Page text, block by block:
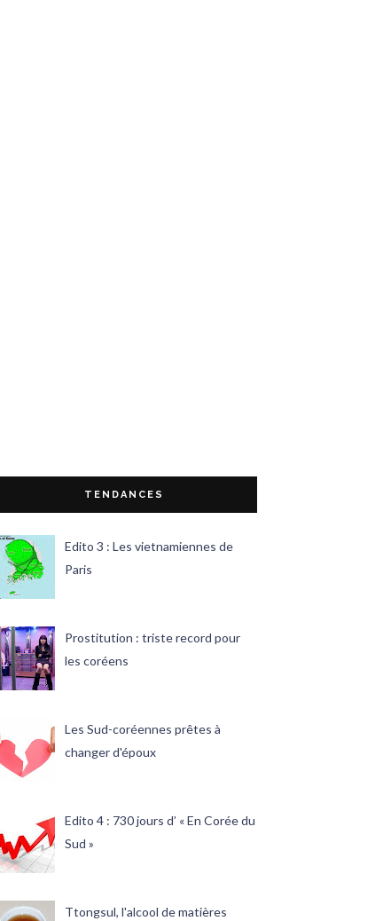
TENDANCES
Edito 3 : Les vietnamiennes de
Paris
Prostitution : triste record pour
les coréens
Les Sud-coréennes prêtes à
changer d'époux
Edito 4 : 730 jours d’ « En Corée du
Sud »
Ttongsul, l'alcool de matières